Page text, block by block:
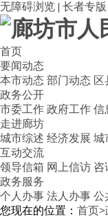
无障碍浏览 | 长者专版
首页
要闻动态
本市动态 部门动态 区
政务公开
市委工作 政府工作 信
走进廊坊
城市综述 经济发展 城
互动交流
领导信箱 网上信访 咨
政务服务
个人办事 法人办事 公
您现在的位置： 首页>